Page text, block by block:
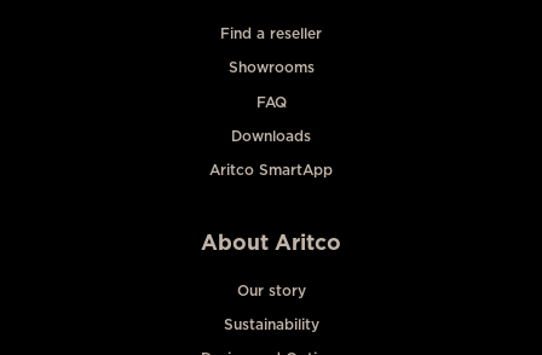
Find a reseller
Showrooms
FAQ
Downloads
Aritco SmartApp
About Aritco
Our story
Sustainability